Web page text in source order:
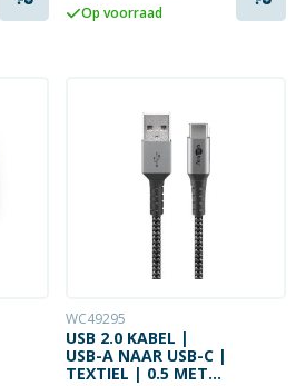
Op voorraad
WC49295
USB 2.0 KABEL |
USB-A NAAR USB-C |
TEXTIEL | 0.5 METER